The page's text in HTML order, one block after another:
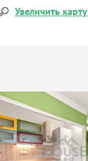
Увеличить карту